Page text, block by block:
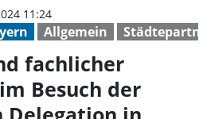
Allgemein
11:24
fachlicher
Besuch der